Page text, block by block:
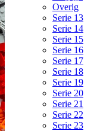
Overig
Serie 13
Serie 14
Serie 15
Serie 16
Serie 17
Serie 18
Serie 19
Serie 20
Serie 21
Serie 22
Serie 23